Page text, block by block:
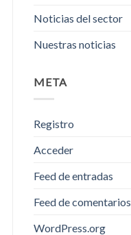
Noticias del sector
Nuestras noticias
META
Registro
Acceder
Feed de entradas
Feed de comentarios
WordPress.org